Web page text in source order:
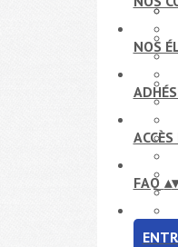
NOS
FAQ ▴▾